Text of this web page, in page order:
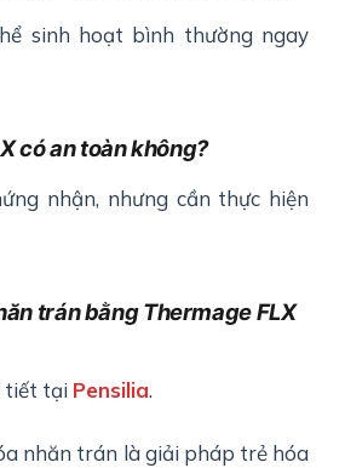
sinh hoạt bình thường ngay
có an toàn không?
nhận, nhưng cần thực hiện
trán bằng Thermage FLX
tiết tại Pensilia.
nhăn trán là giải pháp trẻ hóa